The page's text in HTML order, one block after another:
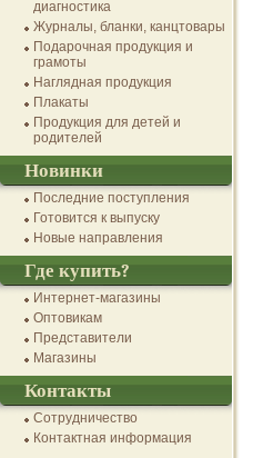
диагностика
Журналы, бланки, канцтовары
Подарочная продукция и
грамоты
Наглядная продукция
Плакаты
Продукция для детей и
родителей
Новинки
Последние поступления
Готовится к выпуску
Новые направления
Где купить?
Интернет-магазины
Оптовикам
Представители
Магазины
Контакты
Сотрудничество
Контактная информация